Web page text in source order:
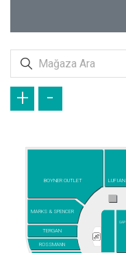
BOYNER OUTLET LUFIAN
GAP
MARKS & SPENCER
ROSSMANN
TERGAN
+ -